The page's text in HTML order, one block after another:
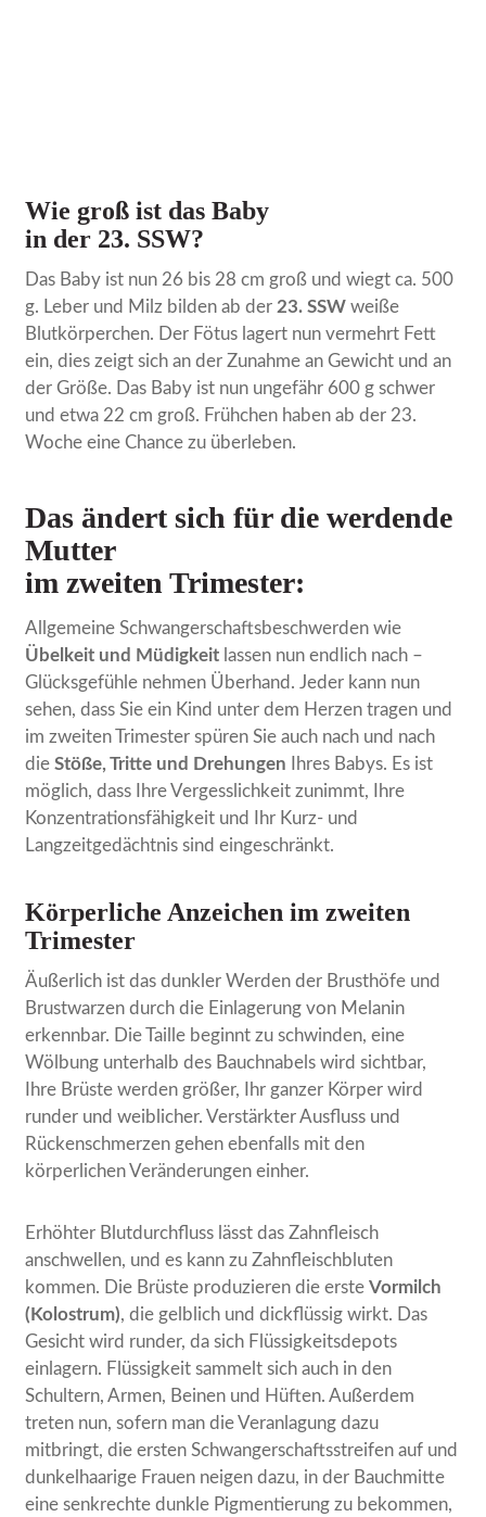
Wie groß ist das Baby
in der 23. SSW?
Das Baby ist nun 26 bis 28 cm groß und wiegt ca. 500
g. Leber und Milz bilden ab der 23. SSW weiße
Blutkörperchen. Der Fötus lagert nun vermehrt Fett
ein, dies zeigt sich an der Zunahme an Gewicht und an
der Größe. Das Baby ist nun ungefähr 600 g schwer
und etwa 22 cm groß. Frühchen haben ab der 23.
Woche eine Chance zu überleben.
Das ändert sich für die werdende
Mutter
im zweiten Trimester:
Allgemeine Schwangerschaftsbeschwerden wie
Übelkeit und Müdigkeit lassen nun endlich nach –
Glücksgefühle nehmen Überhand. Jeder kann nun
sehen, dass Sie ein Kind unter dem Herzen tragen und
im zweiten Trimester spüren Sie auch nach und nach
dieStöße, Tritte und Drehungen Ihres Babys. Es ist
möglich, dass Ihre Vergesslichkeit zunimmt, Ihre
Konzentrationsfähigkeit und Ihr Kurz- und
Langzeitgedächtnis sind eingeschränkt.
Körperliche Anzeichen im zweiten
Trimester
Äußerlich ist das dunkler Werden der Brusthöfe und
Brustwarzen durch die Einlagerung von Melanin
erkennbar. Die Taille beginnt zu schwinden, eine
Wölbung unterhalb des Bauchnabels wird sichtbar,
Ihre Brüste werden größer, Ihr ganzer Körper wird
runder und weiblicher. Verstärkter Ausfluss und
Rückenschmerzen gehen ebenfalls mit den
körperlichen Veränderungen einher.
Erhöhter Blutdurchfluss lässt das Zahnfleisch
anschwellen, und es kann zu Zahnfleischbluten
kommen. Die Brüste produzieren die ersteVormilch
(Kolostrum), die gelblich und dickflüssig wirkt. Das
Gesicht wird runder, da sich Flüssigkeitsdepots
einlagern. Flüssigkeit sammelt sich auch in den
Schultern, Armen, Beinen und Hüften. Außerdem
treten nun, sofern man die Veranlagung dazu
mitbringt, die ersten Schwangerschaftsstreifen auf und
dunkelhaarige Frauen neigen dazu, in der Bauchmitte
eine senkrechte dunkle Pigmentierung zu bekommen,